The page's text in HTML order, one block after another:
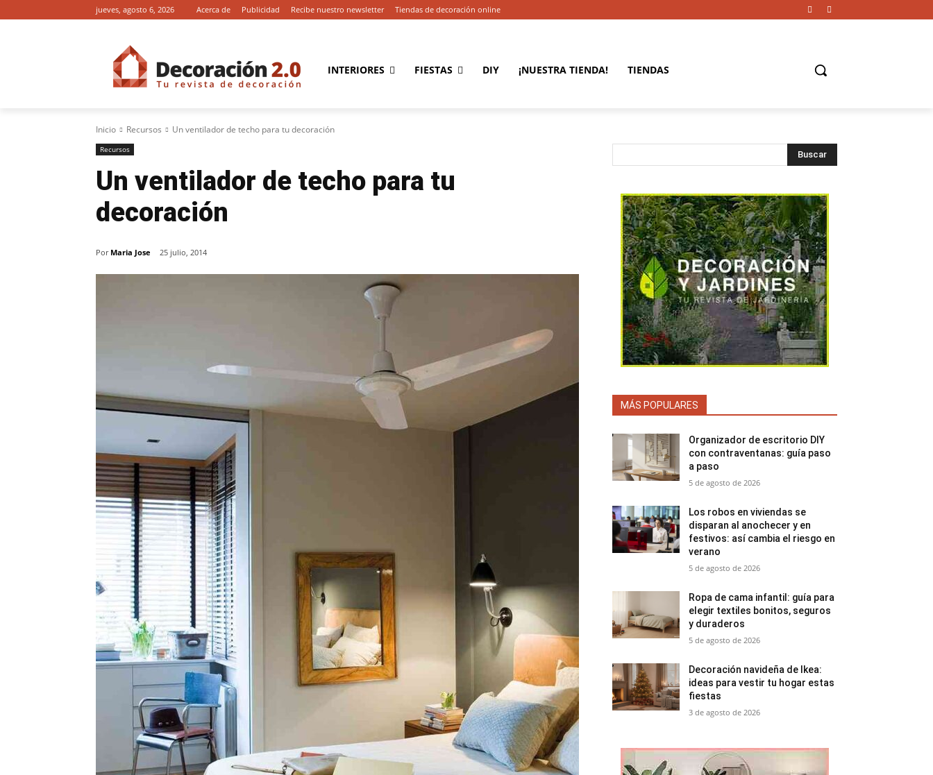
jueves, agosto 6, 2026 Acerca de Publicidad Recibe nuestro newsletter Tiendas de decoración online
INTERIORES FIESTAS DIY ¡NUESTRA TIENDA! TIENDAS
Inicio Recursos Un ventilador de techo para tu decoración
Recursos
Un ventilador de techo para tu
decoración
Por Maria Jose 25 julio, 2014
Buscar
MÁS POPULARES
Organizador de escritorio DIY
con contraventanas: guía paso
a paso
5 de agosto de 2026
Los robos en viviendas se
disparan al anochecer y en
festivos: así cambia el riesgo en
verano
5 de agosto de 2026
Ropa de cama infantil: guía para
elegir textiles bonitos, seguros
y duraderos
5 de agosto de 2026
Decoración navideña de Ikea:
ideas para vestir tu hogar estas
fiestas
3 de agosto de 2026